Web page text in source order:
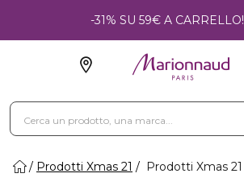
-31% SU 59€ A CARRELLO!
Prodotti Xmas 21 Prodotti Xmas 21